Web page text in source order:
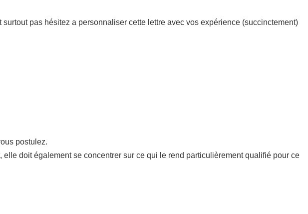
pas hésitez a personnaliser cette lettre avec vos expérience (succinctement)
postulez.
doit également se concentrer sur ce qui le rend particulièrement qualifié pour ce